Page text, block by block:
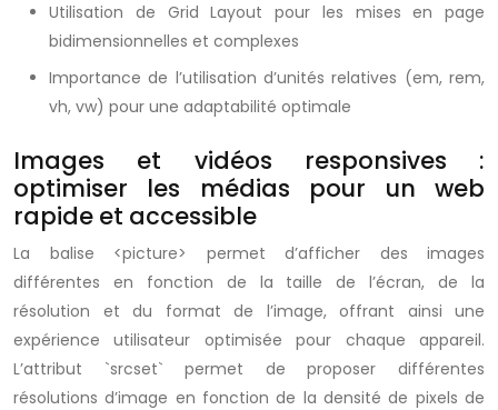
Utilisation de Grid Layout pour les mises en page
bidimensionnelles et complexes
Importance de l’utilisation d’unités relatives (em, rem,
vh, vw) pour une adaptabilité optimale
Images et vidéos responsives :
optimiser les médias pour un web
rapide et accessible
La balise <picture> permet d’afficher des images
différentes en fonction de la taille de l’écran, de la
résolution et du format de l’image, offrant ainsi une
expérience utilisateur optimisée pour chaque appareil.
L’attribut `srcset` permet de proposer différentes
résolutions d’image en fonction de la densité de pixels de